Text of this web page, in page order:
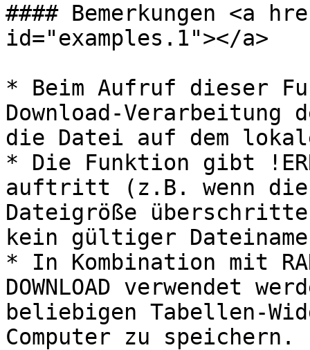
#### Bemerkungen <a
id="examples.1"></a>
* Beim Aufruf dieser
Download-Verarbeitung
die Datei auf dem
* Die Funktion gibt
auftritt (z.B. wenn die
Dateigröße
kein gültiger
* In Kombination mit
DOWNLOAD verwendet
beliebigen Tabellen-
Computer zu speichern.